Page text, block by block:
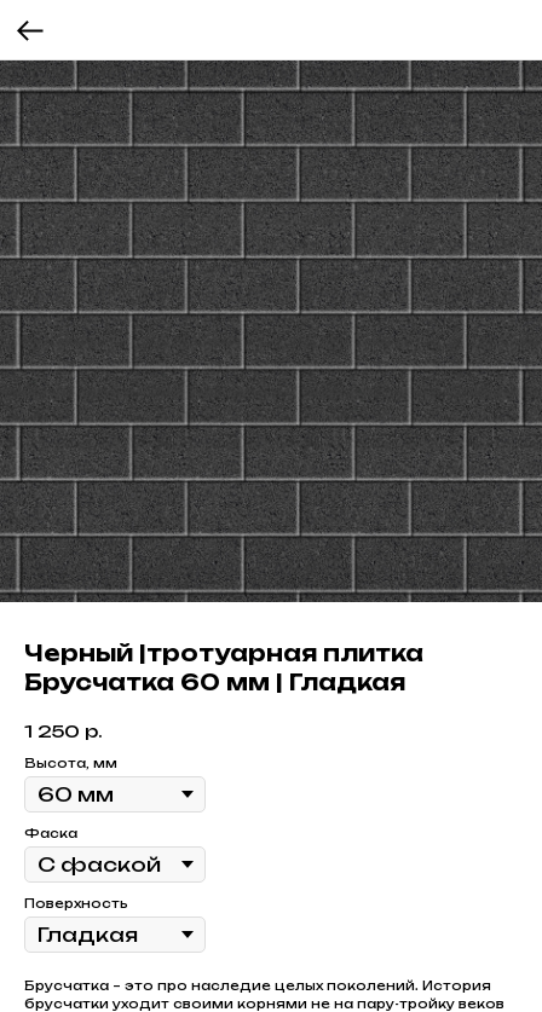
Черный |тротуарная плитка
Брусчатка 60 мм | Гладкая
1 250 р.
Высота, мм
Фаска
Поверхность
Брусчатка – это про наследие целых поколений. История
брусчатки уходит своими корнями не на пару-тройку веков